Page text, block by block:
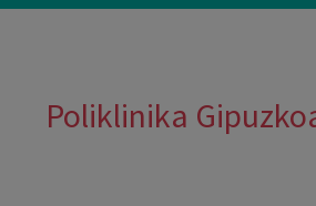
Poliklinika